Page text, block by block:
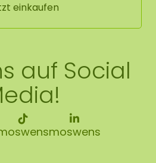
einkaufen
auf Social
moswens